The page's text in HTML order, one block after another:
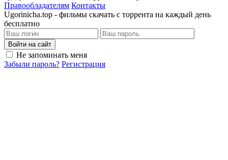
Правообладателям Контакты
Ugorinicha.top - фильмы скачать с торрента на каждый день
бесплатно
Войти на сайт
Не запоминать меня
Забыли пароль? Регистрация